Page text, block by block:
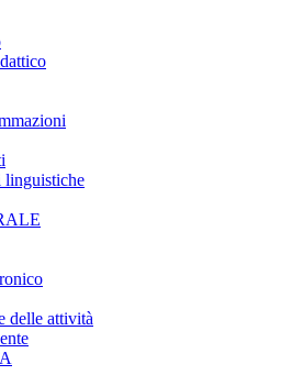
linguistiche
delle attività